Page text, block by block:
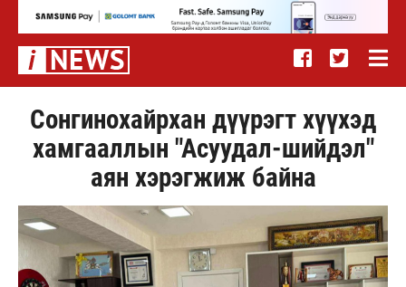
Сонгинохайрхан дүүрэгт хүүхэд
хамгааллын "Асуудал-шийдэл"
аян хэрэгжиж байна